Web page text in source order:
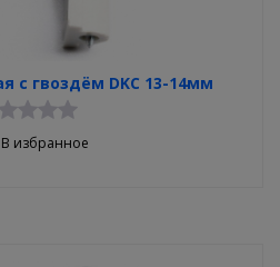
с гвоздём DKC 13-14мм
В избранное